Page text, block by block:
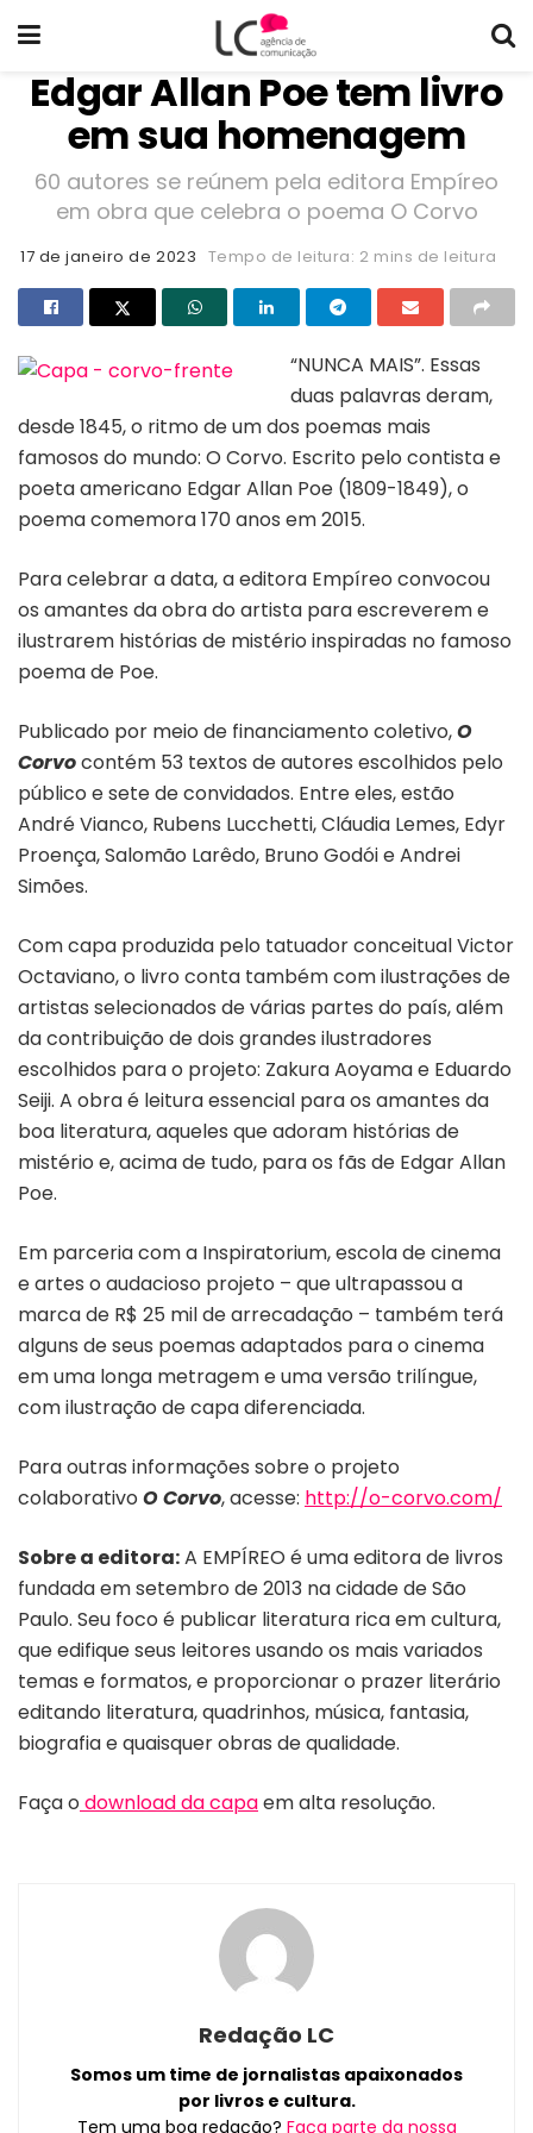
Edgar Allan Poe tem livro
em sua homenagem
60 autores se reúnem pela editora Empíreo
em obra que celebra o poema O Corvo
17 de janeiro de 2023 Tempo de leitura: 2 mins de leitura
“NUNCA MAIS”. Essas
duas palavras deram,
desde 1845, o ritmo de um dos poemas mais
famosos do mundo: O Corvo. Escrito pelo contista e
poeta americano Edgar Allan Poe (1809-1849), o
poema comemora 170 anos em 2015.
Para celebrar a data, a editora Empíreo convocou
os amantes da obra do artista para escreverem e
ilustrarem histórias de mistério inspiradas no famoso
poema de Poe.
Publicado por meio de financiamento coletivo,O
Corvocontém 53 textos de autores escolhidos pelo
público e sete de convidados. Entre eles, estão
André Vianco, Rubens Lucchetti, Cláudia Lemes, Edyr
Proença, Salomão Larêdo, Bruno Godói e Andrei
Simões.
Com capa produzida pelo tatuador conceitual Victor
Octaviano, o livro conta também com ilustrações de
artistas selecionados de várias partes do país, além
da contribuição de dois grandes ilustradores
escolhidos para o projeto: Zakura Aoyama e Eduardo
Seiji. A obra é leitura essencial para os amantes da
boa literatura, aqueles que adoram histórias de
mistério e, acima de tudo, para os fãs de Edgar Allan
Poe.
Em parceria com a Inspiratorium, escola de cinema
e artes o audacioso projeto – que ultrapassou a
marca de R$ 25 mil de arrecadação – também terá
alguns de seus poemas adaptados para o cinema
em uma longa metragem e uma versão trilíngue,
com ilustração de capa diferenciada.
Para outras informações sobre o projeto
colaborativo O Corvo, acesse: http://o-corvo.com/
Sobre a editora:A EMPÍREO é uma editora de livros
fundada em setembro de 2013 na cidade de São
Paulo. Seu foco é publicar literatura rica em cultura,
que edifique seus leitores usando os mais variados
temas e formatos, e proporcionar o prazer literário
editando literatura, quadrinhos, música, fantasia,
biografia e quaisquer obras de qualidade.
Faça o download da capaem alta resolução.
Redação LC
Somos um time de jornalistas apaixonados
por livros e cultura.
Tem uma boa redação? Faça parte da nossa